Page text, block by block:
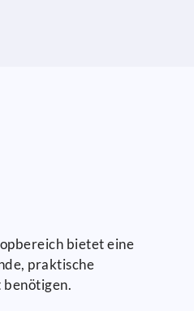
bietet eine
praktische
benötigen.